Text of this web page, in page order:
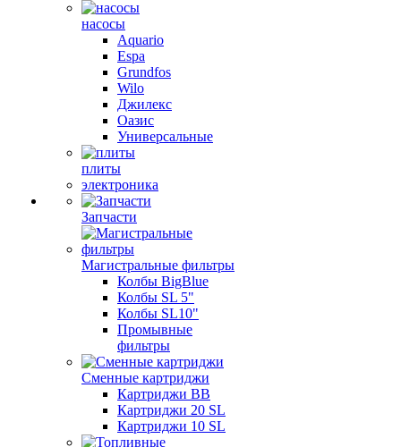
насосы
Aquario
Espa
Grundfos
Wilo
Джилекс
Оазис
Универсальные
плиты
электроника
Запчасти
Магистральные фильтры
Колбы BigBlue
Колбы SL 5"
Колбы SL10"
Промывные
фильтры
Сменные картриджи
Картриджи BB
Картриджи 20 SL
Картриджи 10 SL